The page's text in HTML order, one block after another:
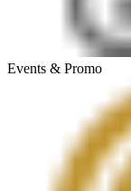
Events & Promo